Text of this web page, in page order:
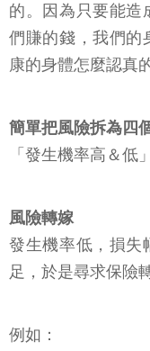
的。因為只要能造
們賺的錢，我們的
康的身體怎麼認真
簡單把風險拆為四
「發生機率高＆低
風險轉嫁
發生機率低，損失
足，於是尋求保險
例如：